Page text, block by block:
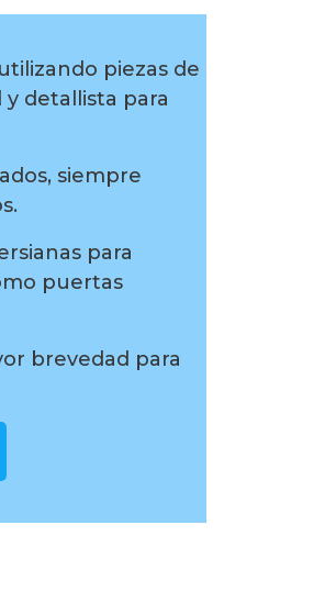
piezas de
detallista para
siempre
para
puertas
brevedad para